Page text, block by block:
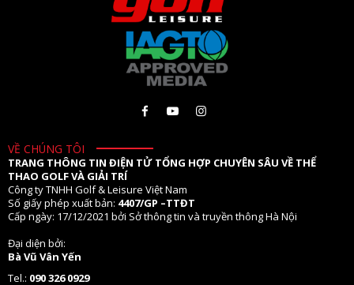
VỀ CHÚNG TÔI
TRANG THÔNG TIN ĐIỆN TỬ TỔNG HỢP CHUYÊN SÂU VỀ THỂ
THAO GOLF VÀ GIẢI TRÍ
Công ty TNHH Golf & Leisure Việt Nam
Số giấy phép xuất bản: 4407/GP –TTĐT
Cấp ngày: 17/12/2021 bởi Sở thông tin và truyền thông Hà Nội
Đại diện bởi:
Bà Vũ Vân Yến
Tel.: 090 326 0929